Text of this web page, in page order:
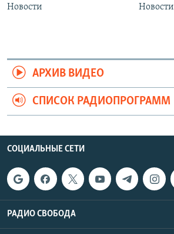
Новости Новости
АРХИВ ВИДЕО
СПИСОК РАДИОПРОГРАММ
СОЦИАЛЬНЫЕ СЕТИ
РАДИО СВОБОДА